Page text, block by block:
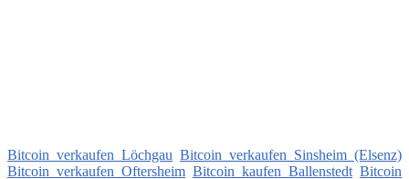
Bitcoin verkaufen Löchgau Bitcoin verkaufen Sinsheim (Elsenz)
Bitcoin verkaufen Oftersheim Bitcoin kaufen Ballenstedt Bitcoin